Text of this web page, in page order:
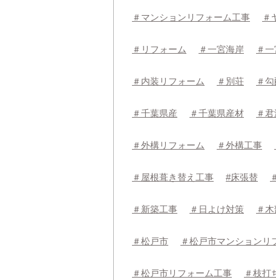
＃マンションリフォーム工事 ＃
＃リフォーム ＃一宮海岸 ＃
＃内装リフォーム ＃別荘 ＃
＃千葉県産 ＃千葉県産材 ＃
＃外構リフォーム ＃外構工事
＃屋根葺き替え工事 #床張替
＃新築工事 ＃日よけ対策 ＃
＃松戸市 ＃松戸市マンションリ
＃松戸市リフォーム工事 ＃枝打